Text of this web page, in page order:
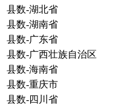
县数-湖北省
县数-湖南省
县数-广东省
县数-广西壮族自治区
县数-海南省
县数-重庆市
县数-四川省